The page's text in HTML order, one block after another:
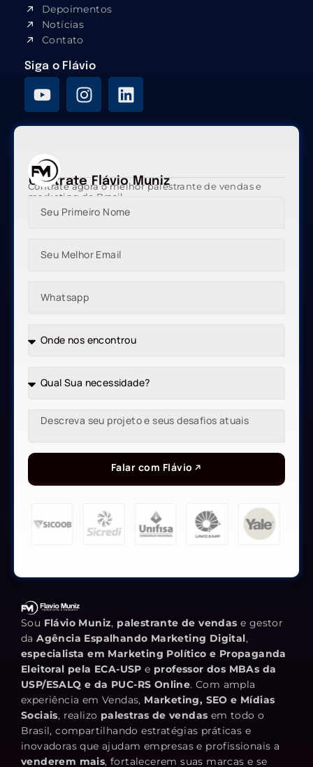
Depoimentos
Notícias
Contato
Siga o Flávio
Contrate Flávio Muniz
Contrate agora o melhor palestrante de vendas e
marketing do Brasil
Falar com Flávio
Sou Flávio Muniz, palestrante de vendas e gestor
daAgência Espalhando Marketing Digital,
especialista em Marketing Político e Propaganda
Eleitoral pela ECA-USP e professor dos MBAs da
USP/ESALQ e da PUC-RS Online. Com ampla
experiência em Vendas, Marketing, SEO e Mídias
Sociais, realizo palestras de vendas em todo o
Brasil, compartilhando estratégias práticas e
inovadoras que ajudam empresas e profissionais a
venderem mais, fortalecerem suas marcas e se